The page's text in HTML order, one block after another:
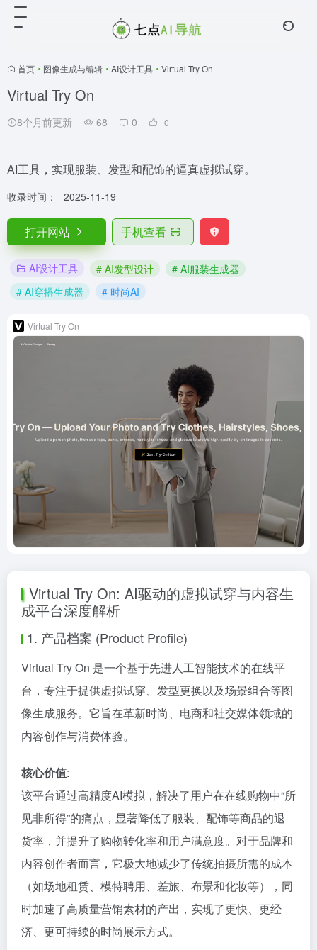
首页 • 图像生成与编辑 • AI设计工具 • Virtual Try On
Virtual Try On
8个月前更新 68 0 0
AI工具，实现服装、发型和配饰的逼真虚拟试穿。
收录时间： 2025-11-19
打开网站 手机查看
AI设计工具 # AI发型设计
# AI服装生成器
# AI穿搭生成器
# 时尚AI
Virtual Try On
Virtual Try On: AI驱动的虚拟试穿与内容生
成平台深度解析
1. 产品档案 (Product Profile)
Virtual Try On 是一个基于先进人工智能技术的在线平
台，专注于提供虚拟试穿、发型更换以及场景组合等图
像生成服务。它旨在革新时尚、电商和社交媒体领域的
内容创作与消费体验。
核心价值:
该平台通过高精度AI模拟，解决了用户在在线购物中“所
见非所得”的痛点，显著降低了服装、配饰等商品的退
货率，并提升了购物转化率和用户满意度。对于品牌和
内容创作者而言，它极大地减少了传统拍摄所需的成本
（如场地租赁、模特聘用、差旅、布景和化妆等），同
时加速了高质量营销素材的产出，实现了更快、更经
济、更可持续的时尚展示方式。